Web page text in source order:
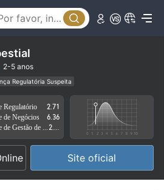
2-5 anos
Regulatória Suspeita
de negócios suspeita
Risco potencial alto
Regulatório
2.71
de Negócios
6.36
Site oficial